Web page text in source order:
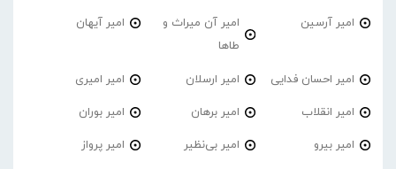
امیر آرسین
امیر آن میراث و
طاها
امیر آیهان
امیر احسان فدایی امیر ارسلان امیر امیری
امیر انقلاب امیر برهان امیر‌ بوران
امیر بیرو امیر بی‌نظیر امیر پرواز